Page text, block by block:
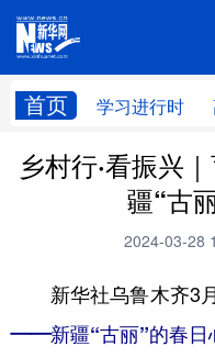
首页 学习进行时
学习进行时 高层
财经
科技 科创
文化 书画
乡村行·看振兴
疆“古
2024-03-28
新华社乌鲁木齐3
——新疆“古丽”的春日